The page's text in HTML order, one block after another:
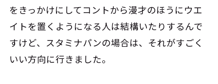
をきっかけにしてコントから漫才のほうにウエ
イトを置くようになる人は結構いたりするんで
すけど、スタミナパンの場合は、それがすごく
いい方向に行きました。